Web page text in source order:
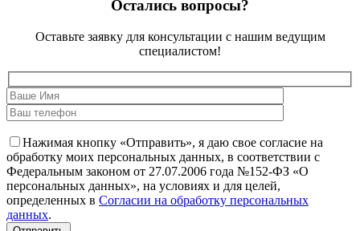
Остались вопросы?
Оставьте заявку для консультации с нашим ведущим
специалистом!
Нажимая кнопку «Отправить», я даю свое согласие на
обработку моих персональных данных, в соответствии с
Федеральным законом от 27.07.2006 года №152-ФЗ «О
персональных данных», на условиях и для целей,
определенных в Согласии на обработку персональных
данных.